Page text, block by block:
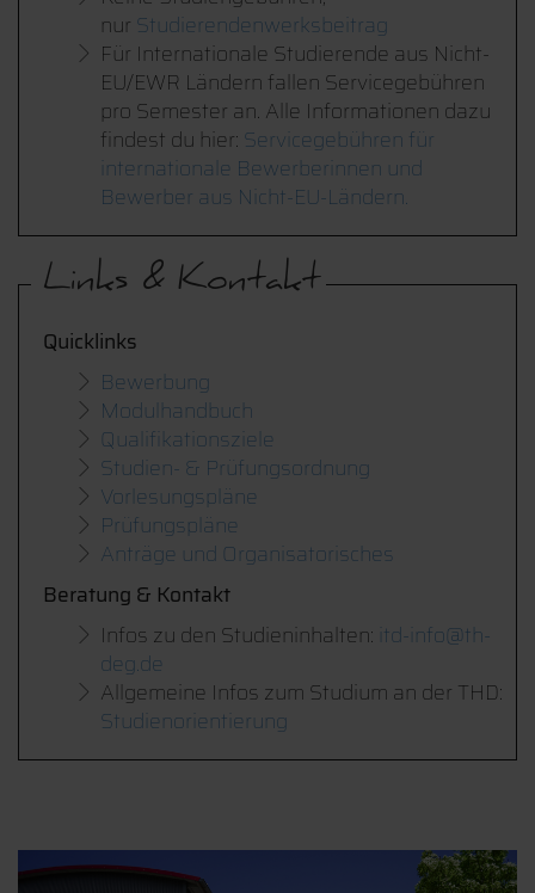
nur Studierendenwerksbeitrag
Für Internationale Studierende aus Nicht-
EU/EWR Ländern fallen Servicegebühren
pro Semester an. Alle Informationen dazu
findest du hier: Servicegebühren für
internationale Bewerberinnen und
Bewerber aus Nicht-EU-Ländern.
Links & Kontakt
Quicklinks
Bewerbung
Modulhandbuch
Qualifikationsziele
Studien- & Prüfungsordnung
Vorlesungspläne
Prüfungspläne
Anträge und Organisatorisches
Beratung & Kontakt
Infos zu den Studieninhalten: td-info@th-
deg.de
Allgemeine Infos zum Studium an der THD:
Studienorientierung